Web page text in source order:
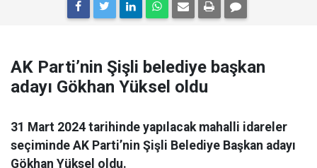
AK Parti’nin Şişli belediye başkan
adayı Gökhan Yüksel oldu
31 Mart 2024 tarihinde yapılacak mahalli idareler
seçiminde AK Parti’nin Şişli Belediye Başkan adayı
Gökhan Yüksel oldu.